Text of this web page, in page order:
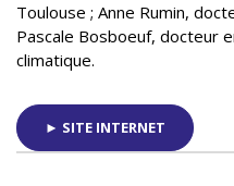
Toulouse ; Anne Rumin,
Pascale Bosboeuf, docteur
climatique.
► SITE INTERNET